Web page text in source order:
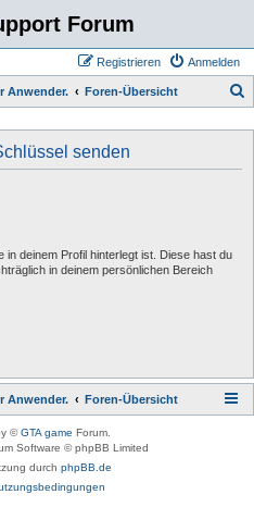
Forum
Anmelden
Registrieren
Anwender. Foren-Übersicht
senden
deinem Profil hinterlegt ist. Diese hast du
in deinem persönlichen Bereich
Anwender. Foren-Übersicht
©GTA game Forum.
Software © phpBB Limited
durch phpBB.de